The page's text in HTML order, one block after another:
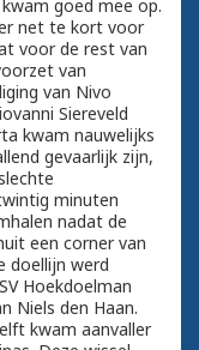
goed mee op.
net te kort voor
voor de rest van
van
van Nivo
Siereveld
kwam nauwelijks
gevaarlijk zijn,
minuten
nadat de
een corner van
doellijn werd
Hoekdoelman
Niels den Haan.
kwam aanvaller